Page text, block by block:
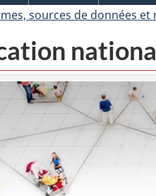
sources de données et